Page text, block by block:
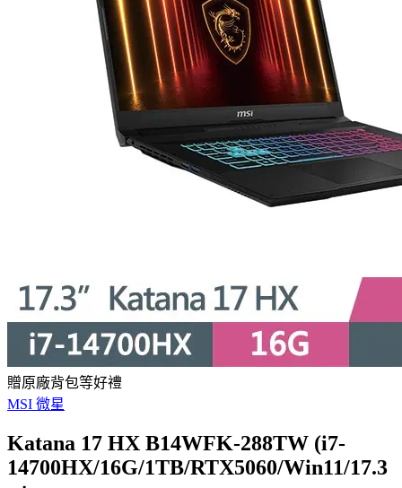
贈原廠背包等好禮
MSI 微星
Katana 17 HX B14WFK-288TW (i7-
14700HX/16G/1TB/RTX5060/Win11/17.3